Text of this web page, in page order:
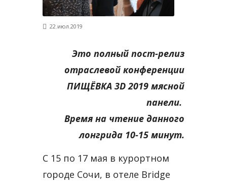
22.июл.2019
Это полный пост-релиз
отраслевой конференции
ПИЩЁВКА 3D 2019 мясной
панели.
Время на чтение данного
лонгрида 10-15 минут.
С 15 по 17 мая в курортном
городе Сочи, в отеле Bridge